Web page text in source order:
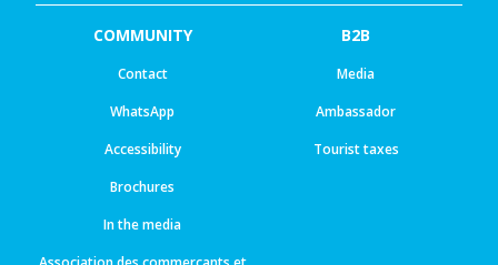
COMMUNITY
Contact
WhatsApp
Accessibility
Brochures
In the media
B2B
Media
Ambassador
Tourist taxes